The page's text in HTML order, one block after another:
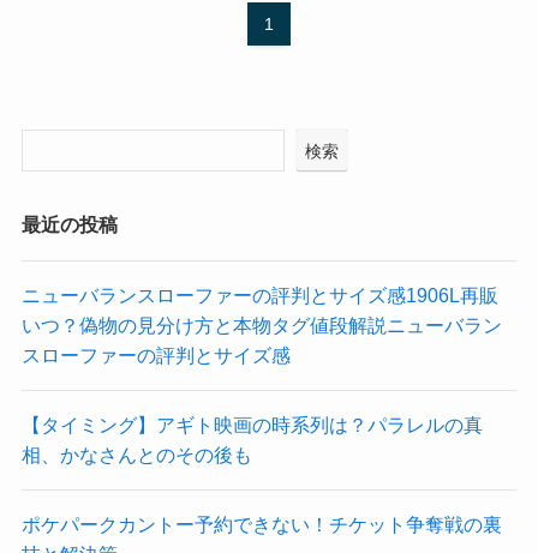
1
検索
最近の投稿
ニューバランスローファーの評判とサイズ感1906L再販
いつ？偽物の見分け方と本物タグ値段解説ニューバラン
スローファーの評判とサイズ感
【タイミング】アギト映画の時系列は？パラレルの真
相、かなさんとのその後も
ポケパークカントー予約できない！チケット争奪戦の裏